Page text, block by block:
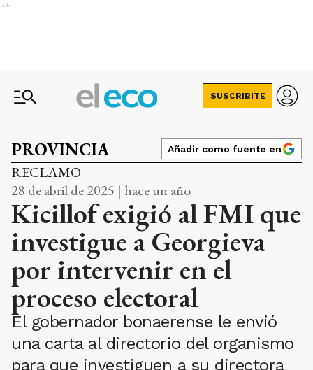
Ads
SUSCRIBITE
PROVINCIA Añadir como fuente en
RECLAMO
28 de abril de 2025 | hace un año
Kicillof exigió al FMI que
investigue a Georgieva
por intervenir en el
proceso electoral
El gobernador bonaerense le envió
una carta al directorio del organismo
para que investiguen a su directora